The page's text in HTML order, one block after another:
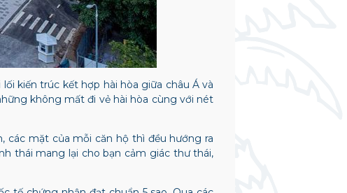
kiến trúc kết hợp hài hòa giữa châu Á và
không mất đi vẻ hài hòa cùng với nét
các mặt của mỗi căn hộ thì đều hướng ra
thái mang lại cho bạn cảm giác thư thái,